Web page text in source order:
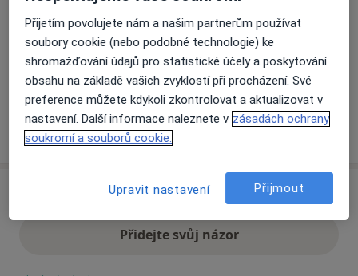
Způsoby platby (soukromé návštěvy)
Na teto adrese lékař přijímá pacienty na pojišťovnu
Detaily
Více
Přidejte svůj názor
Přijetím povolujete nám a našim partnerům používat
soubory cookie (nebo podobné technologie) ke
shromažďování údajů pro statistické účely a poskytování
obsahu na základě vašich zvyklostí při procházení. Své
preference můžete kdykoli zkontrolovat a aktualizovat v
nastavení. Další informace naleznete v zásadách ochrany
soukromí a souborů cookie.
Upravit nastavení Přijmout